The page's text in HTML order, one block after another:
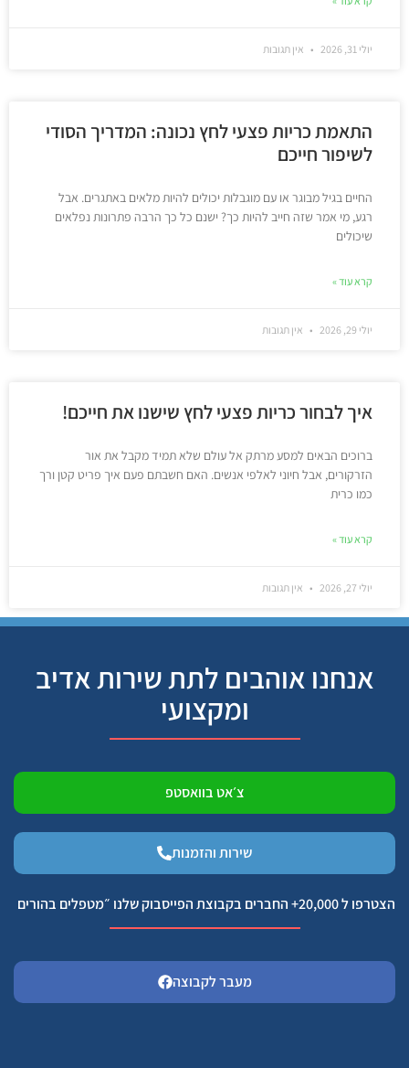
יולי 31, 2026 אין תגובות
התאמת כריות פצעי לחץ נכונה: המדריך הסודי
לשיפור חייכם
החיים בגיל מבוגר או עם מוגבלות יכולים להיות מלאים באתגרים. אבל
רגע, מי אמר שזה חייב להיות כך? ישנם כל כך הרבה פתרונות נפלאים
שיכולים
קרא עוד »
יולי 29, 2026 אין תגובות
איך לבחור כריות פצעי לחץ שישנו את חייכם!
ברוכים הבאים למסע מרתק אל עולם שלא תמיד מקבל את אור
הזרקורים, אבל חיוני לאלפי אנשים. האם חשבתם פעם איך פריט קטן ורך
כמו כרית
קרא עוד »
יולי 27, 2026 אין תגובות
אנחנו אוהבים לתת שירות אדיב
ומקצועי
צ׳אט בוואסטפ
שירות והזמנות
הצטרפו ל 20,000+ החברים בקבוצת הפייסבוק שלנו ״מטפלים בהורים
מעבר לקבוצה